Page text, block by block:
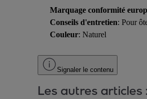
Marquage conformité
Conseils d'entretien: Pour
Couleur: Naturel
Signaler le contenu
Les autres articles :